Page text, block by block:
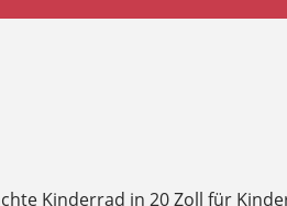
Kinderrad in 20 Zoll für